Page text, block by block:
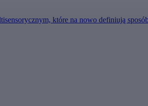
które na nowo definiują